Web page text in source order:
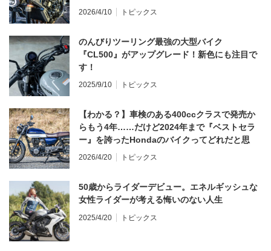
てならず／CB1000F ①第一印象 編】
2026/4/10 トピックス
のんびりツーリング最強の大型バイク
『CL500』がアップグレード！新色にも注目で
す！
2025/9/10 トピックス
【わかる？】車検のある400ccクラスで発売か
らもう4年……だけど2024年まで『ベストセラ
ー』を誇ったHondaのバイクってどれだと思
う？
2026/4/20 トピックス
50歳からライダーデビュー。エネルギッシュな
女性ライダーが考える悔いのない人生
2025/4/20 トピックス